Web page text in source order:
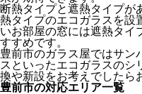
断熱タイプと遮熱タイプが
熱タイプのエコガラスを設
いお部屋の窓には遮熱タイ
すすめです。
豊前市のガラス屋ではサン
スといったエコガラスのシ
換や新設をお考えでしたら
豊前市の対応エリア一覧